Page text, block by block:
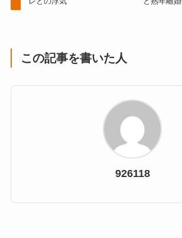
この記事を書いた人
926118